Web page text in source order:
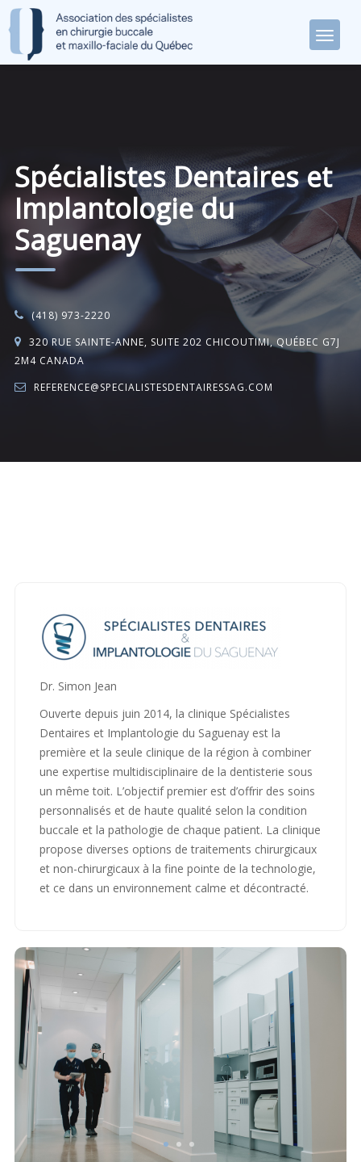
Spécialistes Dentaires et
Implantologie du
Saguenay
(418) 973-2220
320 RUE SAINTE-ANNE, SUITE 202 CHICOUTIMI, QUÉBEC G7J
2M4 CANADA
REFERENCE@SPECIALISTESDENTAIRESSAG.COM
Dr. Simon Jean
Ouverte depuis juin 2014, la clinique Spécialistes
Dentaires et Implantologie du Saguenay est la
première et la seule clinique de la région à combiner
une expertise multidisciplinaire de la dentisterie sous
un même toit. L’objectif premier est d’offrir des soins
personnalisés et de haute qualité selon la condition
buccale et la pathologie de chaque patient. La clinique
propose diverses options de traitements chirurgicaux
et non-chirurgicaux à la fine pointe de la technologie,
et ce dans un environnement calme et décontracté.